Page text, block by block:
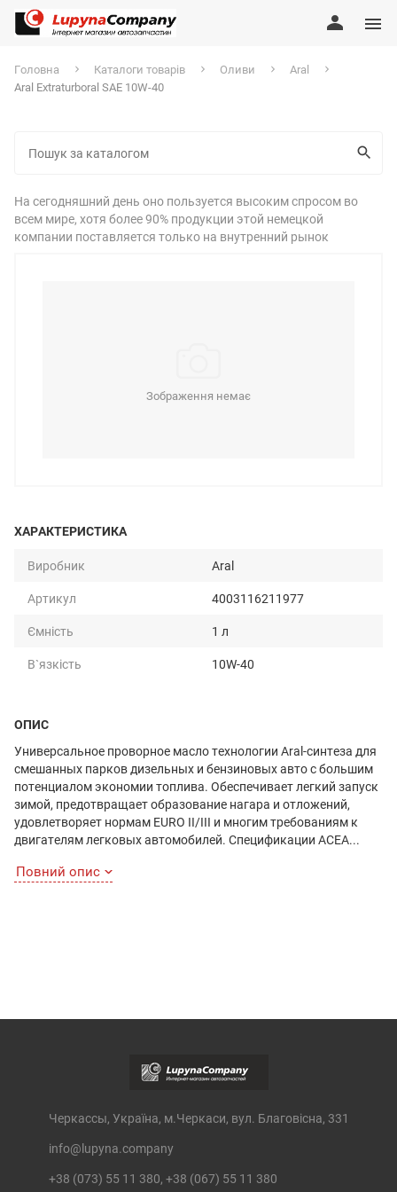
Головна Каталоги товарів Оливи
Aral
Aral Extraturboral SAE 10W-40
На сегодняшний день оно пользуется высоким спросом во
всем мире, хотя более 90% продукции этой немецкой
компании поставляется только на внутренний рынок
Зображення немає
ХАРАКТЕРИСТИКА
Виробник
Aral
Артикул
4003116211977
Ємність
1 л
В`язкість
10W-40
ОПИС
Универсальное проворное масло технологии Aral-синтеза для
смешанных парков дизельных и бензиновых авто с большим
потенциалом экономии топлива. Обеспечивает легкий запуск
зимой, предотвращает образование нагара и отложений,
удовлетворяет нормам EURO II/III и многим требованиям к
двигателям легковых автомобилей. Спецификации ACEA...
Повний опис
Черкассы, Україна, м.Черкаси, вул. Благовісна, 331
info@lupyna.company
+38 (073) 55 11 380, +38 (067) 55 11 380